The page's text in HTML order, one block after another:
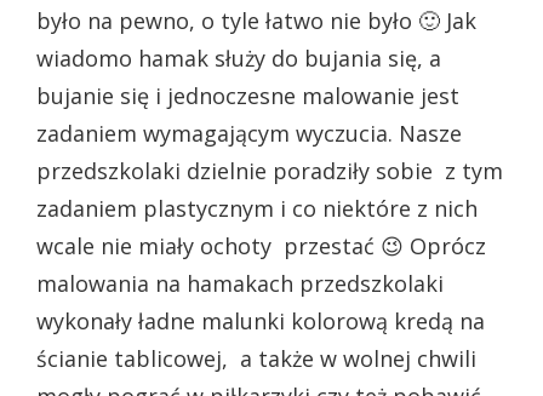
było na pewno, o tyle łatwo nie było 🙂 Jak
wiadomo hamak służy do bujania się, a
bujanie się i jednoczesne malowanie jest
zadaniem wymagającym wyczucia. Nasze
przedszkolaki dzielnie poradziły sobie z tym
zadaniem plastycznym i co niektóre z nich
wcale nie miały ochoty przestać 😉 Oprócz
malowania na hamakach przedszkolaki
wykonały ładne malunki kolorową kredą na
ścianie tablicowej, a także w wolnej chwili